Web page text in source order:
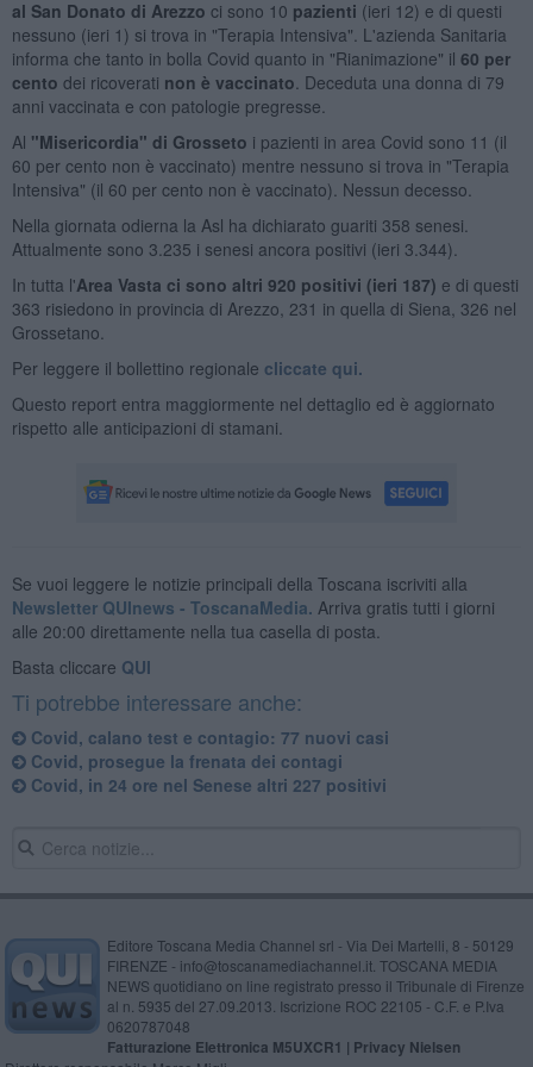
al San Donato di Arezzo ci sono 10 pazienti (ieri 12) e di questi
nessuno (ieri 1) si trova in "Terapia Intensiva". L'azienda Sanitaria
informa che tanto in bolla Covid quanto in "Rianimazione" il 60 per
cento dei ricoverati non è vaccinato . Deceduta una donna di 79
anni vaccinata e con patologie pregresse.
Al "Misericordia" di Grosseto i pazienti in area Covid sono 11 (il
60 per cento non è vaccinato) mentre nessuno si trova in "Terapia
Intensiva" (il 60 per cento non è vaccinato). Nessun decesso.
Nella giornata odierna la Asl ha dichiarato guariti 358 senesi.
Attualmente sono 3.235 i senesi ancora positivi (ieri 3.344).
In tutta l'Area Vasta ci sono altri 920 positivi (ieri 187) e di questi
363 risiedono in provincia di Arezzo, 231 in quella di Siena, 326 nel
Grossetano.
Per leggere il bollettino regionale cliccate qui.
Questo report entra maggiormente nel dettaglio ed è aggiornato
rispetto alle anticipazioni di stamani.
Se vuoi leggere le notizie principali della Toscana iscriviti alla
Newsletter QUInews - ToscanaMedia. Arriva gratis tutti i giorni
alle 20:00 direttamente nella tua casella di posta.
Basta cliccare QUI
Ti potrebbe interessare anche:
Covid, calano test e contagio: 77 nuovi casi
Covid, prosegue la frenata dei contagi
Covid, in 24 ore nel Senese altri 227 positivi
Editore Toscana Media Channel srl - Via Dei Martelli, 8 - 50129
FIRENZE - info@toscanamediachannel.it. TOSCANA MEDIA
NEWS quotidiano on line registrato presso il Tribunale di Firenze
al n. 5935 del 27.09.2013. Iscrizione ROC 22105 - C.F. e P.Iva
0620787048
Fatturazione Elettronica M5UXCR1 | Privacy Nielsen